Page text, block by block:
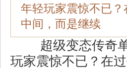
年轻玩家震惊不已
中间，而是继续
超级变态传奇
玩家震惊不已？在